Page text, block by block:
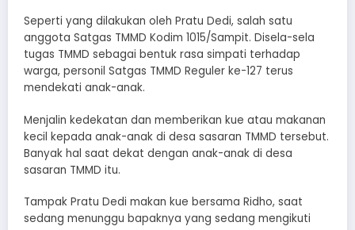
Seperti yang dilakukan oleh Pratu Dedi, salah satu
anggota Satgas TMMD Kodim 1015/Sampit. Disela-sela
tugas TMMD sebagai bentuk rasa simpati terhadap
warga, personil Satgas TMMD Reguler ke-127 terus
mendekati anak-anak.
Menjalin kedekatan dan memberikan kue atau makanan
kecil kepada anak-anak di desa sasaran TMMD tersebut.
Banyak hal saat dekat dengan anak-anak di desa
sasaran TMMD itu.
Tampak Pratu Dedi makan kue bersama Ridho, saat
sedang menunggu bapaknya yang sedang mengikuti